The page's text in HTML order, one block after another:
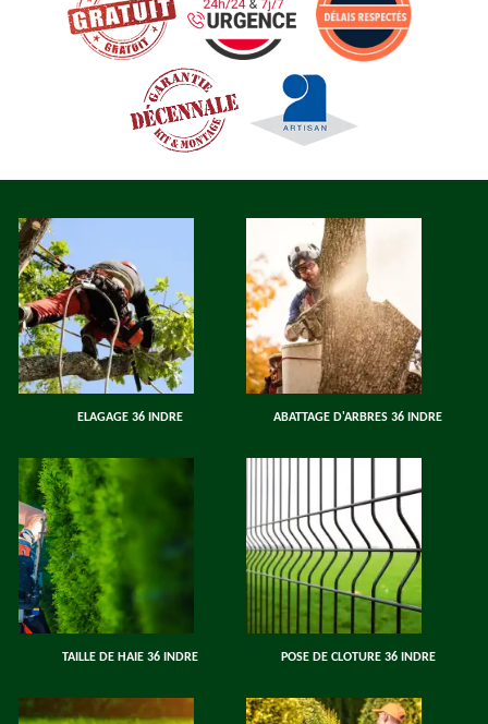
ELAGAGE 36 INDRE ABATTAGE D'ARBRES 36 INDRE
TAILLE DE HAIE 36 INDRE POSE DE CLOTURE 36 INDRE